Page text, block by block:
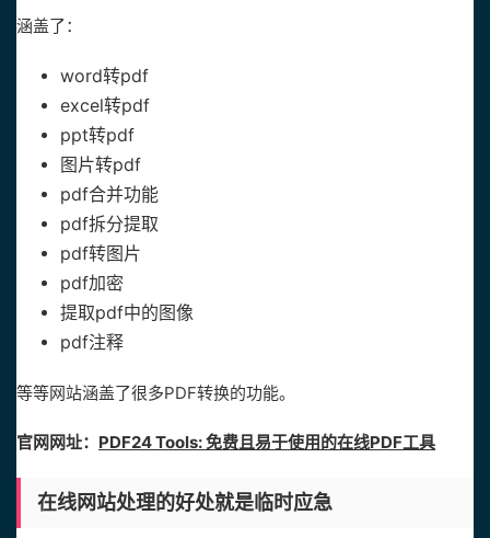
涵盖了：
word转pdf
excel转pdf
ppt转pdf
图片转pdf
pdf合并功能
pdf拆分提取
pdf转图片
pdf加密
提取pdf中的图像
pdf注释
等等网站涵盖了很多PDF转换的功能。
官网网址： PDF24 Tools: 免费且易于使用的在线PDF工具
在线网站处理的好处就是临时应急